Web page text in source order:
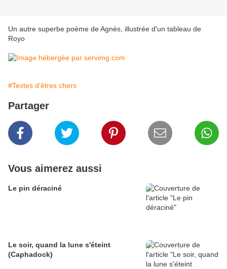
Un autre superbe poème de Agnès, illustrée d'un tableau de
Royo
#Textes d'êtres chers
Partager
Vous aimerez aussi
Le pin déraciné
Le soir, quand la lune s'éteint
(Caphadock)